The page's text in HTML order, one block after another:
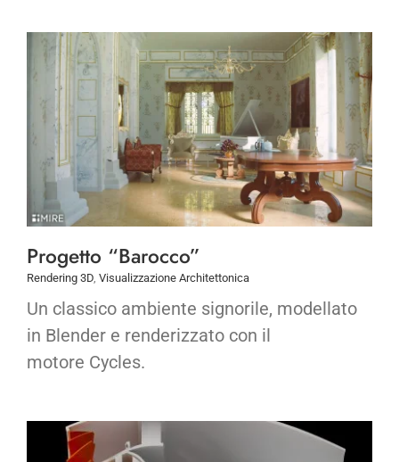
Progetto “Barocco”
Rendering 3D, Visualizzazione Architettonica
Un classico ambiente signorile, modellato
in Blender e renderizzato con il
motore Cycles.